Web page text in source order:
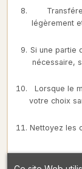
légèrement
Si une partie
nécessaire,
Lorsque le
votre choix
Nettoyez les